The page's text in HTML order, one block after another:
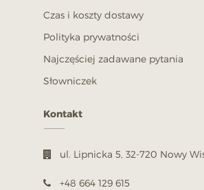
Czas i koszty dostawy
Polityka prywatności
Najczęściej zadawane pytania
Słowniczek
Kontakt
ul. Lipnicka 5, 32-720 Nowy
+48 664 129 615